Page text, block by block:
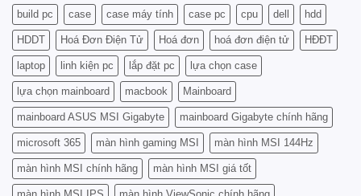
Tiết
Từ
A
Đến
Z
SÁNH
CHI
TIẾT
TRƯỚC
KHI
NÂNG
CẤP
PC
build pc case case máy tính case pc cpu dell hdd
HDDT Hoá Đơn Điện Tử Hoá đơn hoá đơn điện tử HĐĐT
laptop linh kiện pc lắp đặt pc lựa chọn case
lựa chọn mainboard macbook Mainboard
mainboard ASUS MSI Gigabyte mainboard Gigabyte chính hãng
microsoft 365 màn hình gaming MSI màn hình MSI 144Hz
màn hình MSI chính hãng màn hình MSI giá tốt